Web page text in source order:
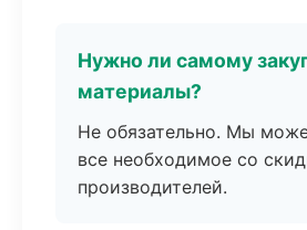
Нужно ли самому
материалы?
Не обязательно. Мы
все необходимое со
производителей.